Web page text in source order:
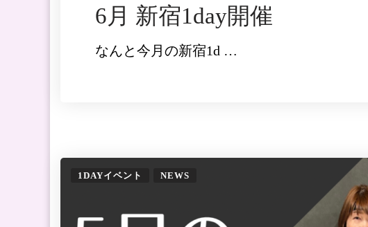
6月 新宿1day開催
なんと今月の新宿1d …
1DAYイベント NEWS